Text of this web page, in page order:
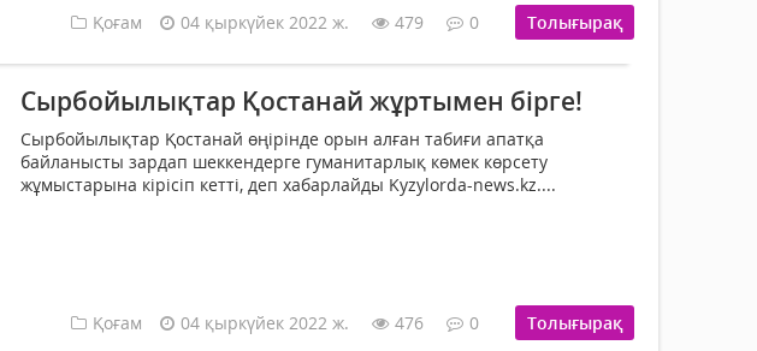
Қоғам 04 қыркүйек 2022 ж. 479 0 Толығырақ
Сырбойылықтар Қостанай жұртымен бірге!
Сырбойылықтар Қостанай өңірінде орын алған табиғи апатқа
байланысты зардап шеккендерге гуманитарлық көмек көрсету
жұмыстарына кірісіп кетті, деп хабарлайды Kyzylorda-news.kz....
Қоғам 04 қыркүйек 2022 ж. 476 0 Толығырақ